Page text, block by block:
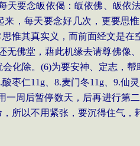
天要念皈依偈：皈依佛、皈依
来，每天要念好几次，更要思
惟其真实义，而前面经文是
无佛堂，藉此机缘去请尊佛像
会化除。(6)为要安神、定志，帮
酸枣仁11g 8.麦门冬11g 9.仙
周后暂停数天，后再进行第
所以不用紧张，要沉得住气